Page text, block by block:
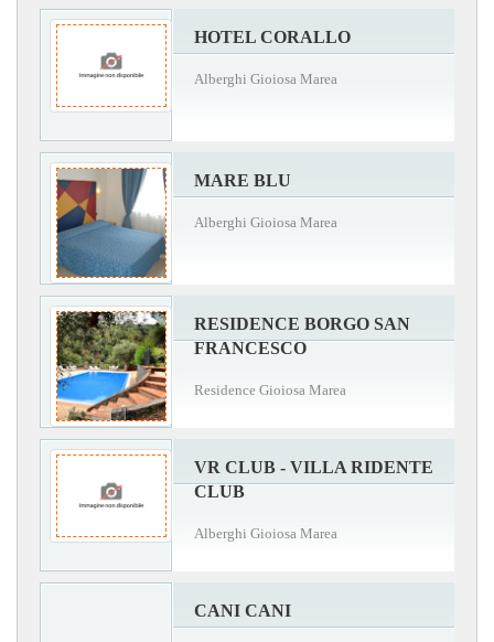
HOTEL CORALLO
Alberghi Gioiosa Marea
MARE BLU
Alberghi Gioiosa Marea
RESIDENCE BORGO SAN
FRANCESCO
Residence Gioiosa Marea
VR CLUB - VILLA RIDENTE
CLUB
Alberghi Gioiosa Marea
CANI CANI